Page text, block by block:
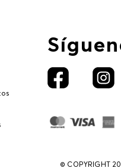
© COPYRIGHT